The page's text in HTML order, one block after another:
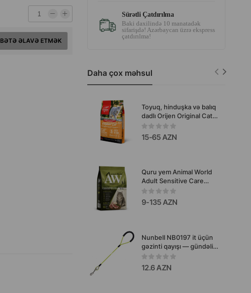
ƏLAVƏ ETMƏK
Sürətli Çatdırılma
Baki daxilində 10 manatadək
sifarişdə! Azərbaycan üzrə ekspress
çatdırılma!
Daha çox məhsul
Toyuq, hinduşka və balıq
dadlı Orijen Original Cat
quru pişik yemi, #280345
15-65 AZN
Quru yem Animal World
Adult Sensitive Care
Lamb & Rice - quzu əti
dadı ilə həssas həzmə
malik yetkin pişiklər üçün
dəstəklənməsi üçün
hazırlanmış yem.
9-135 AZN
Nunbell NB0197 it üçün
gəzinti qayışı — gündəlik
gəzintilər üçün
hazırlanmış möhkəm,
yüngül və rahat qayışdır.
12.6 AZN